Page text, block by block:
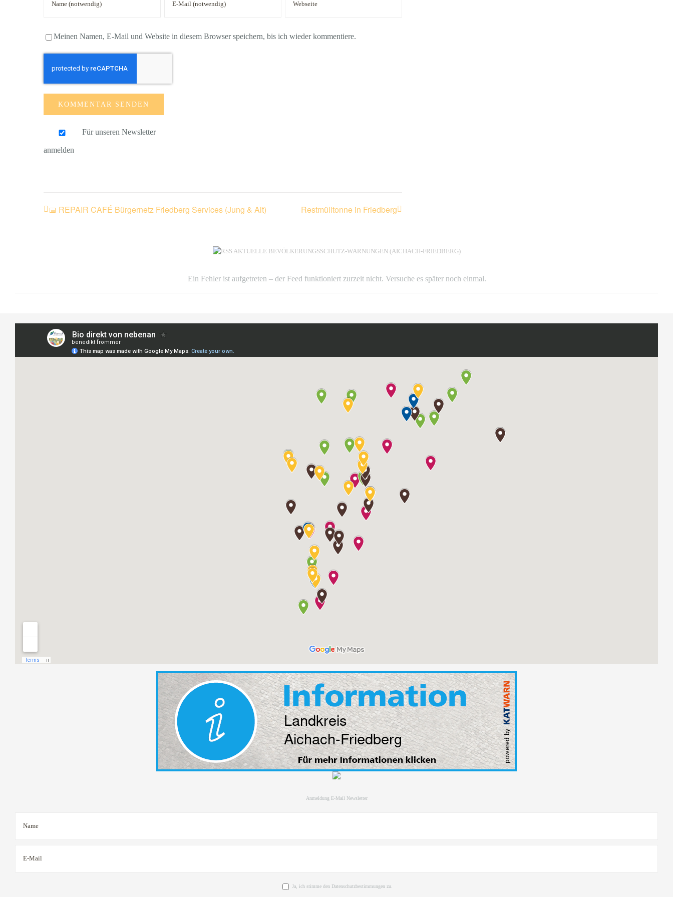
Meinen Namen, E-Mail und Website in diesem Browser speichern, bis ich wieder kommentiere.
Für unseren Newsletter
anmelden
📅 REPAIR CAFÉ Bürgernetz Friedberg Services (Jung & Alt) Restmülltonne in Friedberg
AKTUELLE BEVÖLKERUNGSSCHUTZ-WARNUNGEN (AICHACH-FRIEDBERG)
Ein Fehler ist aufgetreten – der Feed funktioniert zurzeit nicht. Versuche es später noch einmal.
Anmeldung E-Mail Newsletter
Ja, ich stimme den Datenschutzbestimmungen zu.